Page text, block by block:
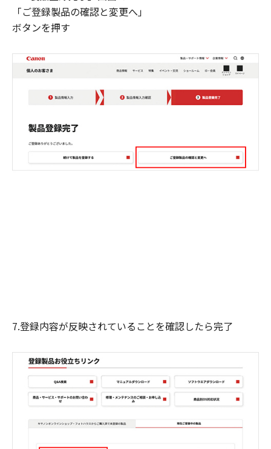
「ご登録製品の確認と変更へ」
ボタンを押す
7.登録内容が反映されていることを確認したら完了